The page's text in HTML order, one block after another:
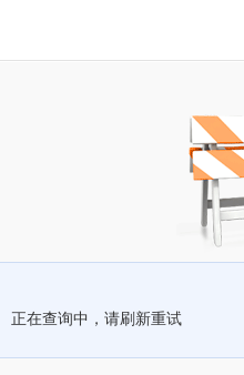
正在查询中，请刷新重试